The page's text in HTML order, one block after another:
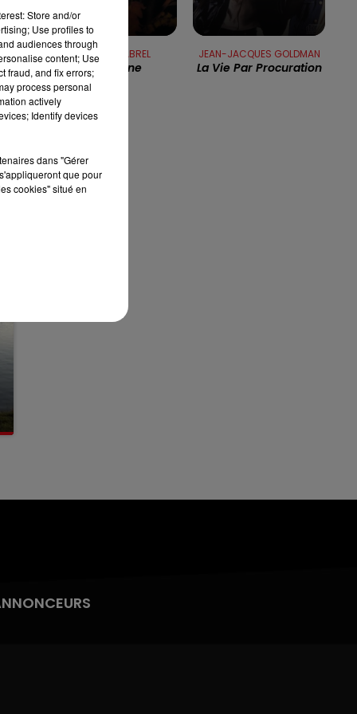
LES APRÈS-MIDI QUI CHANTENT
FRANCIS CABREL
Sarbacane
JEAN-JACQUES GOLDMAN
La Vie Par Procuration
Store and/or
Use profiles to
audiences through
content; Use
fraud, and fix errors;
process personal
actively
Identify devices
dans "Gérer
que pour
cookies" situé en